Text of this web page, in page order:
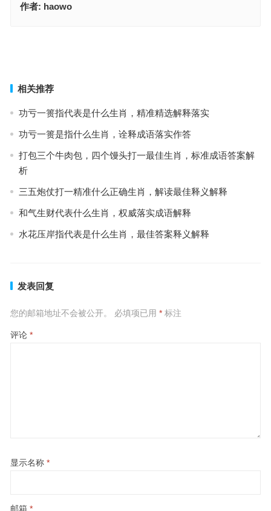
作者: haowo
相关推荐
功亏一篑指代表是什么生肖，精准精选解释落实
功亏一篑是指什么生肖，诠释成语落实作答
打包三个牛肉包，四个馒头打一最佳生肖，标准成语答案解
析
三五炮仗打一精准什么正确生肖，解读最佳释义解释
和气生财代表什么生肖，权威落实成语解释
水花压岸指代表是什么生肖，最佳答案释义解释
发表回复
您的邮箱地址不会被公开。 必填项已用 *标注
评论 *
显示名称 *
邮箱 *